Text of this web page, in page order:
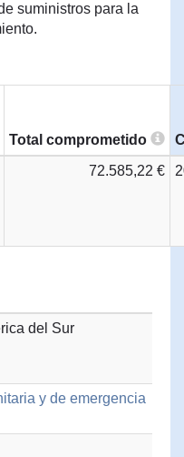
suministros para la
Total comprometido
72.585,22 €
del Sur
y de emergencia